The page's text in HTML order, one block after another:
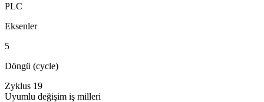
PLC
Eksenler
5
Döngü (cycle)
Zyklus 19
Uyumlu değişim iş milleri